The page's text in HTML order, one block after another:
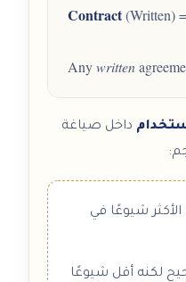
Contract(Written) =
Anywritten
داخل صياغة
شيوعًا في
لكنه أقل شيوعًا